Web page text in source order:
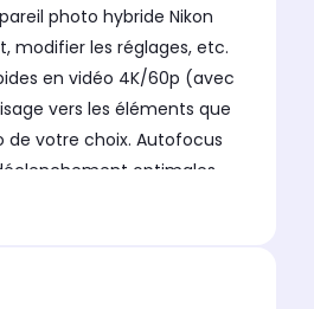
photo hybride Nikon
modifier les réglages, etc.
en vidéo 4K/60p (avec
vers les éléments que
votre choix. Autofocus
optimales
élevées. Le Nikon